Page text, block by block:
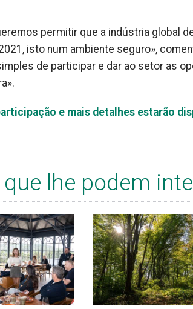
permitir que a indústria global
isto num ambiente seguro»,
de participar e dar ao setor as
e mais detalhes estarão
lhe podem